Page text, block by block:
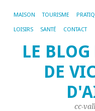
MAISON TOURISME
LOISIRS SANTÉ CONTACT
LE
DE
cc-